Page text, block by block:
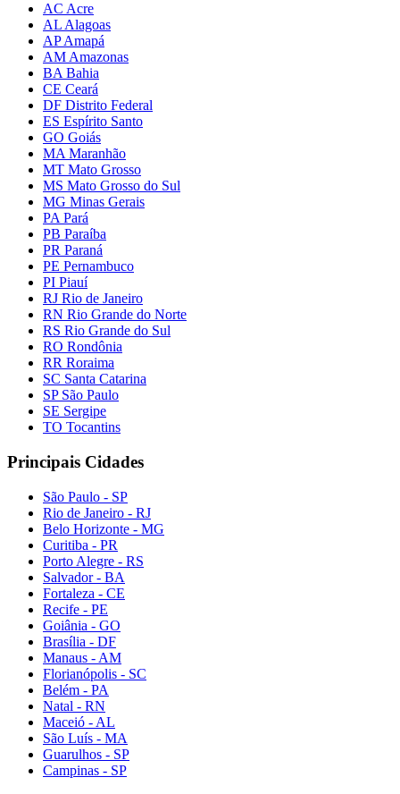
AC Acre
AL Alagoas
AP Amapá
AM Amazonas
BA Bahia
CE Ceará
DF Distrito Federal
ES Espírito Santo
GO Goiás
MA Maranhão
MT Mato Grosso
MS Mato Grosso do Sul
MG Minas Gerais
PA Pará
PB Paraíba
PR Paraná
PE Pernambuco
PI Piauí
RJ Rio de Janeiro
RN Rio Grande do Norte
RS Rio Grande do Sul
RO Rondônia
RR Roraima
SC Santa Catarina
SP São Paulo
SE Sergipe
TO Tocantins
Principais Cidades
São Paulo - SP
Rio de Janeiro - RJ
Belo Horizonte - MG
Curitiba - PR
Porto Alegre - RS
Salvador - BA
Fortaleza - CE
Recife - PE
Goiânia - GO
Brasília - DF
Manaus - AM
Florianópolis - SC
Belém - PA
Natal - RN
Maceió - AL
São Luís - MA
Guarulhos - SP
Campinas - SP